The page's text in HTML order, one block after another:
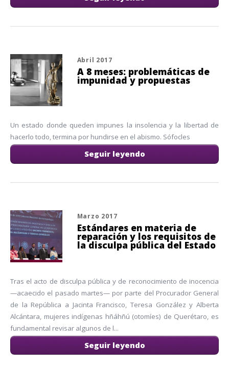
Abril 2017
A 8 meses: problemáticas de
impunidad y propuestas
Un estado donde queden impunes la insolencia y la libertad de
hacerlo todo, termina por hundirse en el abismo. Sófocles
Seguir leyendo
Marzo 2017
Estándares en materia de
reparación y los requisitos de
la disculpa pública del Estado
Tras el acto de disculpa pública y de reconocimiento de inocencia
—acaecido el pasado martes— por parte del Procurador General
de la República a Jacinta Francisco, Teresa González y Alberta
Alcántara, mujeres indígenas hñáhñú (otomíes) de Querétaro, es
fundamental revisar algunos de l...
Seguir leyendo